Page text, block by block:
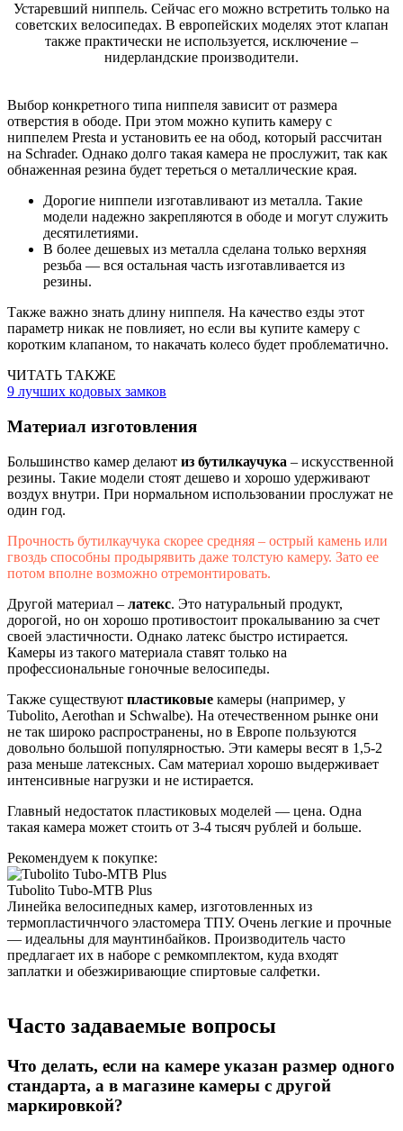
Устаревший ниппель. Сейчас его можно встретить только на
советских велосипедах. В европейских моделях этот клапан
также практически не используется, исключение –
нидерландские производители.
Выбор конкретного типа ниппеля зависит от размера
отверстия в ободе. При этом можно купить камеру с
ниппелем Presta и установить ее на обод, который рассчитан
на Schrader. Однако долго такая камера не прослужит, так как
обнаженная резина будет тереться о металлические края.
Дорогие ниппели изготавливают из металла. Такие
модели надежно закрепляются в ободе и могут служить
десятилетиями.
В более дешевых из металла сделана только верхняя
резьба — вся остальная часть изготавливается из
резины.
Также важно знать длину ниппеля. На качество езды этот
параметр никак не повлияет, но если вы купите камеру с
коротким клапаном, то накачать колесо будет проблематично.
ЧИТАТЬ ТАКЖЕ
9 лучших кодовых замков
Материал изготовления
Большинство камер делают из бутилкаучука – искусственной
резины. Такие модели стоят дешево и хорошо удерживают
воздух внутри. При нормальном использовании прослужат не
один год.
Прочность бутилкаучука скорее средняя – острый камень или
гвоздь способны продырявить даже толстую камеру. Зато ее
потом вполне возможно отремонтировать.
Другой материал – латекс. Это натуральный продукт,
дорогой, но он хорошо противостоит прокалыванию за счет
своей эластичности. Однако латекс быстро истирается.
Камеры из такого материала ставят только на
профессиональные гоночные велосипеды.
Также существуют пластиковые камеры (например, у
Tubolito, Aerothan и Schwalbe). На отечественном рынке они
не так широко распространены, но в Европе пользуются
довольно большой популярностью. Эти камеры весят в 1,5-2
раза меньше латексных. Сам материал хорошо выдерживает
интенсивные нагрузки и не истирается.
Главный недостаток пластиковых моделей — цена. Одна
такая камера может стоить от 3-4 тысяч рублей и больше.
Рекомендуем к покупке:
Tubolito Tubo-MTB Plus
Линейка велосипедных камер, изготовленных из
термопластичнчого эластомера ТПУ. Очень легкие и прочные
— идеальны для маунтинбайков. Производитель часто
предлагает их в наборе с ремкомплектом, куда входят
заплатки и обезжиривающие спиртовые салфетки.
Часто задаваемые вопросы
Что делать, если на камере указан размер одного
стандарта, а в магазине камеры с другой
маркировкой?